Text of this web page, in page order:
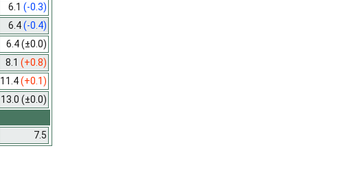
6.1 (-0.3)
6.4(-0.4)
6.4(±0.0)
8.1 (+0.8)
11.4(+0.1)
13.0 (±0.0)
7.5